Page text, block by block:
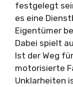
festgelegt
es eine
Eigentümer
Dabei spielt
Ist der Weg
motorisierte
Unklarheiten